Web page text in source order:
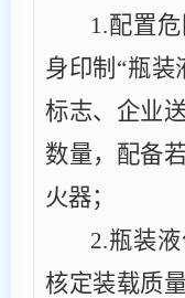
1.配置
身印制 “瓶装
标志、企业
数量，配备
火器；
2.瓶装
核定装载质